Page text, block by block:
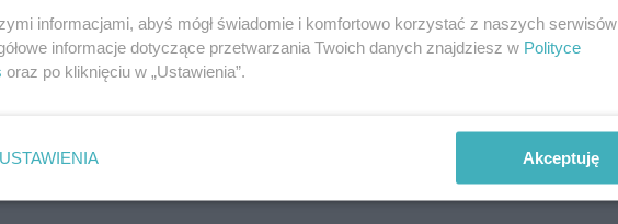
informacjami, abyś mógł świadomie i komfortowo korzystać z naszych serwisów
informacje dotyczące przetwarzania Twoich danych znajdziesz w Polityce
oraz po kliknięciu w „Ustawienia”.
USTAWIENIA Akceptuję